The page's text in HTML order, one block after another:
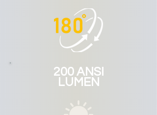
200 ANSI
LUMEN